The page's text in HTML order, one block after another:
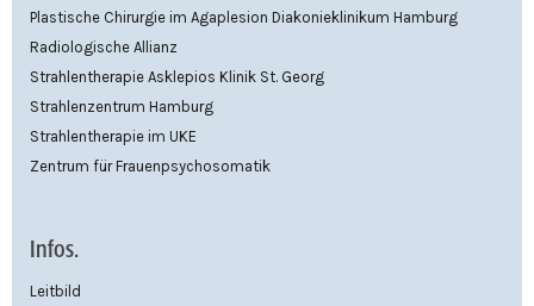
Plastische Chirurgie im Agaplesion Diakonieklinikum Hamburg
Radiologische Allianz
Strahlentherapie Asklepios Klinik St. Georg
Strahlenzentrum Hamburg
Strahlentherapie im UKE
Zentrum für Frauenpsychosomatik
Infos.
Leitbild